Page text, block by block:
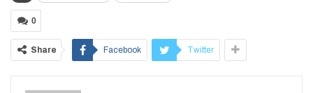
0
Share Facebook Twitter